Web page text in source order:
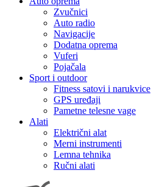
Zvučnici
Auto radio
Navigacije
Dodatna oprema
Vuferi
Pojačala
Sport i outdoor
Fitness satovi i narukvice
GPS uređaji
Pametne telesne vage
Alati
Električni alat
Merni instrumenti
Lemna tehnika
Ručni alati